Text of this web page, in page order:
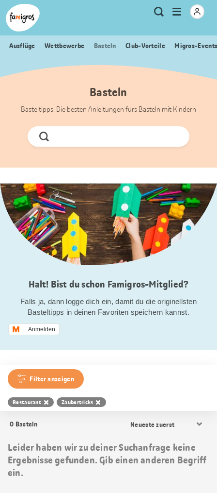
Sprungmarken
Navigation
Header
Logo
Meta
Navigation
Suche
Menu
öffnen
Ausflüge Wettbewerbe Basteln Club-Vorteile Migros-
Basteln
Basteltipps: Die besten Anleitungen fürs Basteln mit Kindern
Jetzt
Suchen
Halt! Bist du schon Famigros-Mitglied?
Falls ja, dann logge dich ein, damit du die originellsten
Basteltipps in deinen Favoriten speichern kannst.
Anmelden
Filter anzeigen
Restaurant Zaubertricks
0 Basteln
Sortierung
Leider haben wir zu deiner Suchanfrage keine
Ergebnisse gefunden. Gib einen anderen Begriff
ein.